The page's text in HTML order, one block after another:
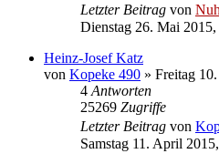
Letzter Beitrag von
Dienstag 26. Mai
Heinz-Josef Katz
von Kopeke 490 » Freitag
4 Antworten
25269 Zugriffe
Letzter Beitrag von
Samstag 11. April